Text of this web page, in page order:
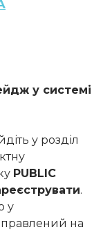
у системі
у розділ
PUBLIC
.
у
на